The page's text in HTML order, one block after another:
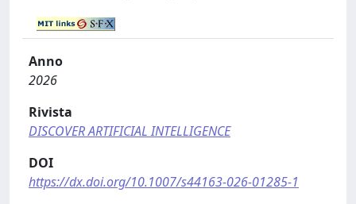
Anno
2026
Rivista
DISCOVER ARTIFICIAL INTELLIGENCE
DOI
https://dx.doi.org/10.1007/s44163-026-01285-1